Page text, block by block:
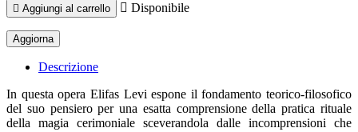
 Aggiungi al carrello  Disponibile
Descrizione
In questa opera Elifas Levi espone il fondamento teorico-filosofico
del suo pensiero per una esatta comprensione della pratica rituale
della magia cerimoniale sceverandola dalle incomprensioni che